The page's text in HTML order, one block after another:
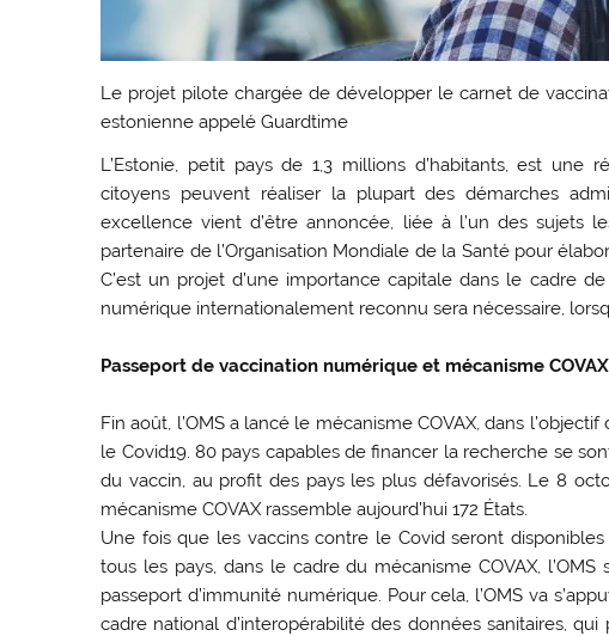
Le projet pilote chargée de développer le carnet de
estonienne appelé Guardtime
L’Estonie, petit pays de 1,3 millions d’habitants, est
citoyens peuvent réaliser la plupart des démarches
excellence vient d’être annoncée, liée à l’un des sujets
partenaire de l’Organisation Mondiale de la Santé pour
C’est un projet d’une importance capitale dans le cadre
numérique internationalement reconnu sera nécessaire,
Passeport de vaccination numérique et mécanisme COVAX
Fin août, l’OMS a lancé le mécanisme COVAX, dans
le Covid19. 80 pays capables de financer la recherche se
du vaccin, au profit des pays les plus défavorisés. Le 8
mécanisme COVAX rassemble aujourd’hui 172 États.
Une fois que les vaccins contre le Covid seront
tous les pays, dans le cadre du mécanisme COVAX,
passeport d’immunité numérique. Pour cela, l’OMS va
cadre national d’interopérabilité des données sanitaires,